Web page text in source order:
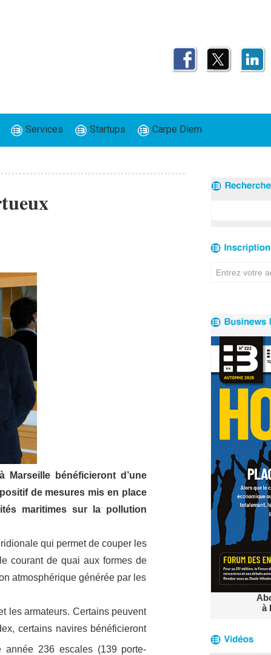
Services Startups Carpe Diem
bénéficieront d’une
de mesures mis en place
maritimes sur la pollution
qui permet de couper les
courant de quai aux formes de
atmosphérique générée par les
les armateurs. Certains peuvent
certains navires bénéficieront
année 236 escales (139 porte-
à